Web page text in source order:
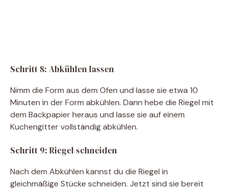
Schritt 8: Abkühlen lassen
Nimm die Form aus dem Ofen und lasse sie etwa 10
Minuten in der Form abkühlen. Dann hebe die Riegel mit
dem Backpapier heraus und lasse sie auf einem
Kuchengitter vollständig abkühlen.
Schritt 9: Riegel schneiden
Nach dem Abkühlen kannst du die Riegel in
gleichmäßige Stücke schneiden. Jetzt sind sie bereit